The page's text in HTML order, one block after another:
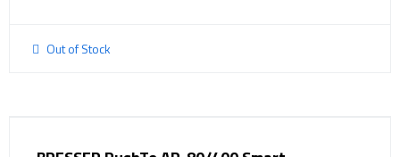
Out of Stock